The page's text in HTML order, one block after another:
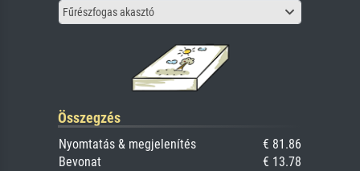
Fűrészfogas akasztó
Összegzés
Nyomtatás & megjelenítés
€ 81.86
Bevonat
€ 13.78